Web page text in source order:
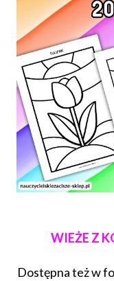
WIEŻE Z
Dostępna też w